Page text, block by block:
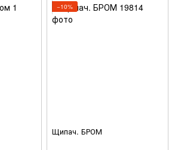
−10%
Щипач. БРОМ